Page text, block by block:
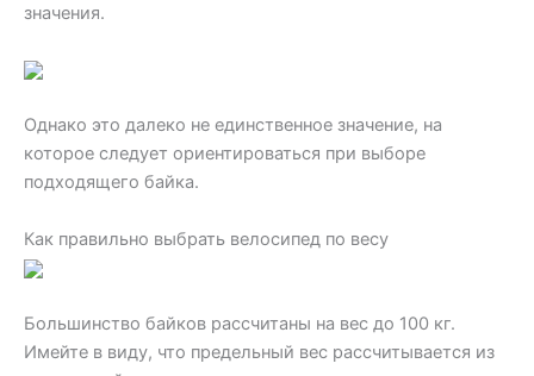
значения.
Однако это далеко не единственное значение, на
которое следует ориентироваться при выборе
подходящего байка.
Как правильно выбрать велосипед по весу
Большинство байков рассчитаны на вес до 100 кг.
Имейте в виду, что предельный вес рассчитывается из